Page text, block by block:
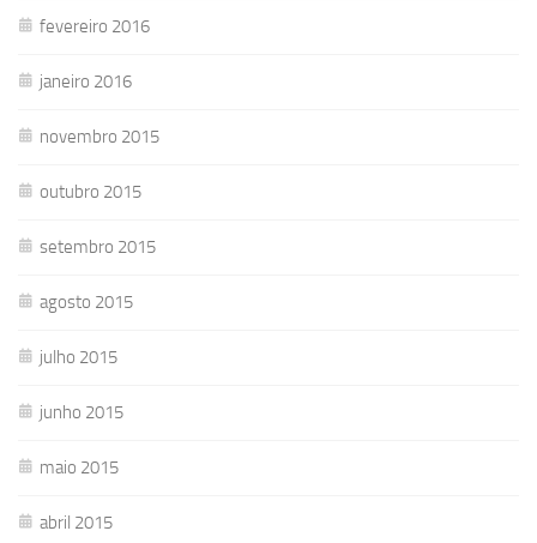
fevereiro 2016
janeiro 2016
novembro 2015
outubro 2015
setembro 2015
agosto 2015
julho 2015
junho 2015
maio 2015
abril 2015